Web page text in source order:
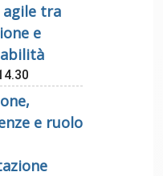
agile tra
e
e ruolo